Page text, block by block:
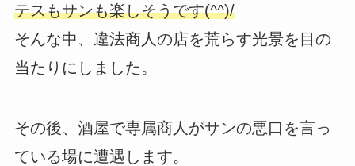
テスもサンも楽しそうです(^^)/
そんな中、違法商人の店を荒らす光景を目の
当たりにしました。
その後、酒屋で専属商人がサンの悪口を言っ
ている場に遭遇します。